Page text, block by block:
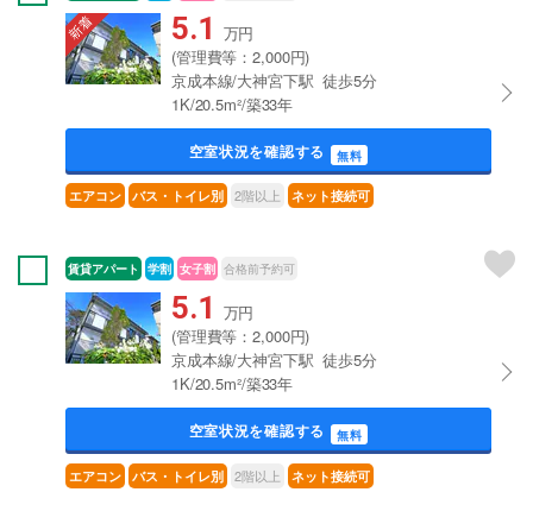
5.1 万円
(管理費等：2,000円)
京成本線/大神宮下駅 徒歩5分
1K/20.5m²/築33年
空室状況を確認する 無料
エアコン バス・トイレ別 2階以上 ネット接続可
賃貸アパート 学割 女子割 合格前予約可
5.1 万円
(管理費等：2,000円)
京成本線/大神宮下駅 徒歩5分
1K/20.5m²/築33年
空室状況を確認する 無料
エアコン バス・トイレ別 2階以上 ネット接続可